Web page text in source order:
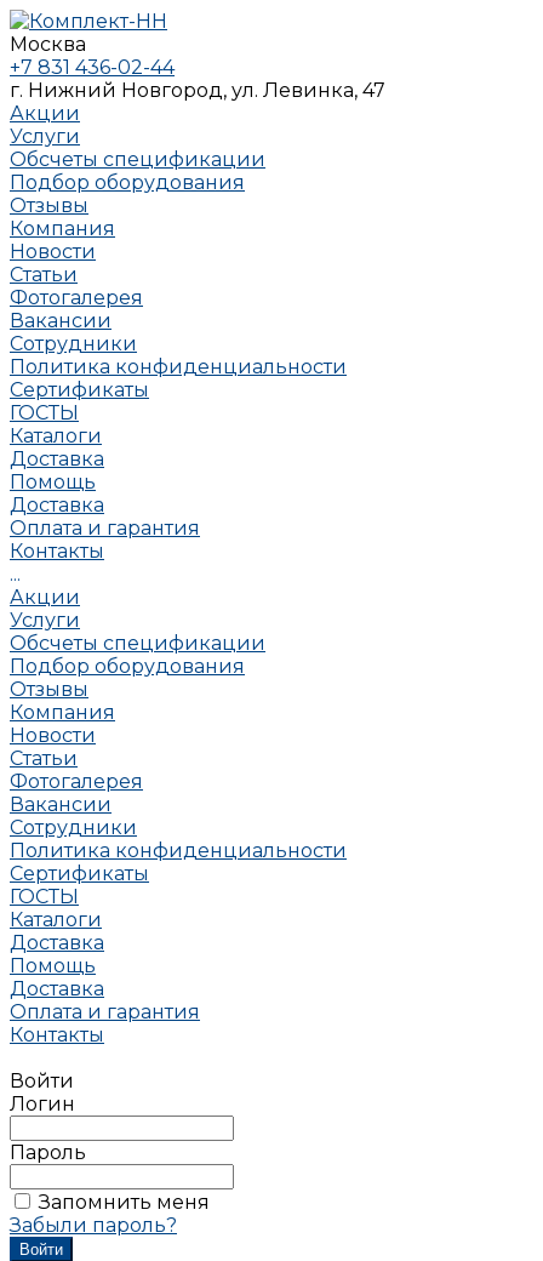
Москва
+7 831 436-02-44
г. Нижний Новгород, ул. Левинка, 47
Акции
Услуги
Обсчеты спецификации
Подбор оборудования
Отзывы
Компания
Новости
Статьи
Фотогалерея
Вакансии
Сотрудники
Политика конфиденциальности
Сертификаты
ГОСТЫ
Каталоги
Доставка
Помощь
Доставка
Оплата и гарантия
Контакты
...
Акции
Услуги
Обсчеты спецификации
Подбор оборудования
Отзывы
Компания
Новости
Статьи
Фотогалерея
Вакансии
Сотрудники
Политика конфиденциальности
Сертификаты
ГОСТЫ
Каталоги
Доставка
Помощь
Доставка
Оплата и гарантия
Контакты
Войти
Логин
Пароль
Запомнить меня
Забыли пароль?